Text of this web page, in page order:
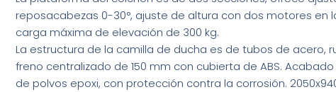
reposacabezas 0-30°, ajuste de altura con dos motores en
carga máxima de elevación de 300 kg.
La estructura de la camilla de ducha es de tubos de acero,
freno centralizado de 150 mm con cubierta de ABS.
de polvos epoxi, con protección contra la corrosión.